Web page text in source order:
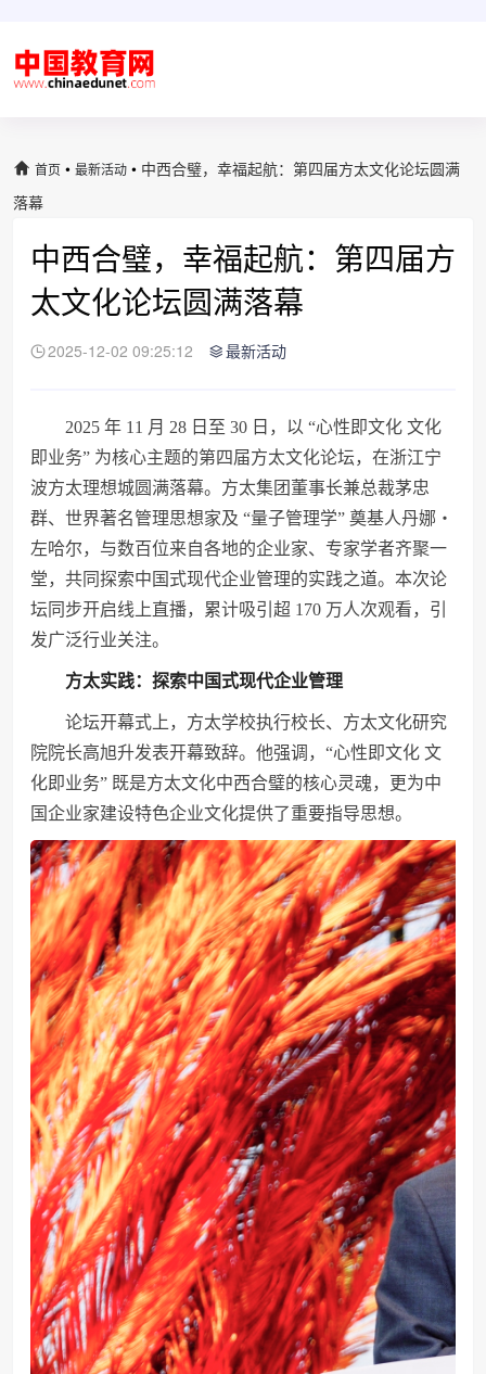
首页 • 最新活动 • 中西合璧，幸福起航：第四届方太文化论坛圆满
落幕
中西合璧，幸福起航：第四届方
太文化论坛圆满落幕
2025-12-02 09:25:12 最新活动
2025 年 11 月 28 日至 30 日，以 “心性即文化 文化
即业务” 为核心主题的第四届方太文化论坛，在浙江宁
波方太理想城圆满落幕。方太集团董事长兼总裁茅忠
群、世界著名管理思想家及 “量子管理学” 奠基人丹娜・
左哈尔，与数百位来自各地的企业家、专家学者齐聚一
堂，共同探索中国式现代企业管理的实践之道。本次论
坛同步开启线上直播，累计吸引超 170 万人次观看，引
发广泛行业关注。
方太实践：探索中国式现代企业管理
论坛开幕式上，方太学校执行校长、方太文化研究
院院长高旭升发表开幕致辞。他强调，“心性即文化 文
化即业务” 既是方太文化中西合璧的核心灵魂，更为中
国企业家建设特色企业文化提供了重要指导思想。